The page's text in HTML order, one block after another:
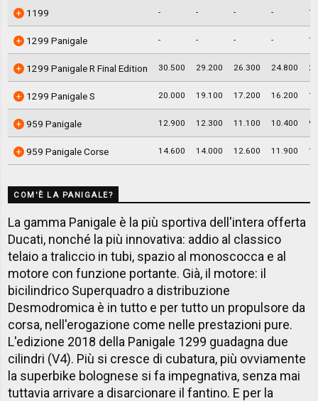
1199 - - - -
1299 Panigale - - - -
1299 Panigale R Final Edition 30.500 29.200 26.300 24.800
1299 Panigale S 20.000 19.100 17.200 16.200
959 Panigale 12.900 12.300 11.100 10.400
959 Panigale Corse 14.600 14.000 12.600 11.900
COM'È LA PANIGALE?
La gamma Panigale è la più sportiva dell'intera offerta
Ducati, nonché la più innovativa: addio al classico
telaio a traliccio in tubi, spazio al monoscocca e al
motore con funzione portante. Già, il motore: il
bicilindrico Superquadro a distribuzione
Desmodromica è in tutto e per tutto un propulsore da
corsa, nell'erogazione come nelle prestazioni pure.
L'edizione 2018 della Panigale 1299 guadagna due
cilindri (V4). Più si cresce di cubatura, più ovviamente
la superbike bolognese si fa impegnativa, senza mai
tuttavia arrivare a disarcionare il fantino. E per la